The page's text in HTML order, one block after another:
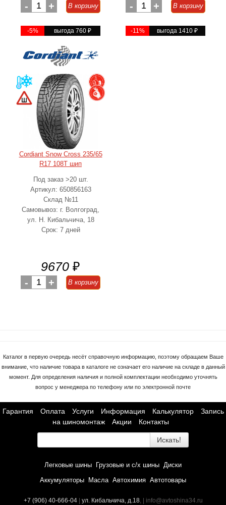
- 1 + В корзину
-5% выгода 760 ₽
- 1 + В корзину
-11% выгода 1410₽
Cordiant Snow Cross 235/65
R17 108T шип
Под заказ >20 шт.
Артикул: 650856163
Склад №11
Самовывоз: г. Волгоград,
ул. Н. Кибальчича, 18
Срок: 7 дней
9670 ₽
- 1 + В корзину
Каталог в первую очередь несёт справочную информацию, поэтому обращаем Ваше
внимание, что наличие товара в каталоге не означает его наличие на складе в данный
момент. Для определения наличия и полной комплектации необходимо уточнять
вопрос у менеджера по телефону или по электронной почте
Гарантия Оплата Услуги Информация Калькулятор
Запись
на шиномонтаж
Акции Контакты
Искать!
Легковые шины Грузовые и с/х шины Диски
Аккумуляторы Масла Автохимия Автотовары
+7 (906) 40-666-04 | ул. Кибальчича, д.18, | info@avtoshina34.ru